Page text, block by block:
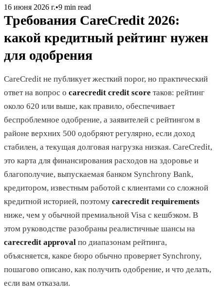
16 июня 2026 г.•9 min read
Требования CareCredit 2026:
какой кредитный рейтинг нужен
для одобрения
CareCredit не публикует жесткий порог, но практический
ответ на вопрос о carecredit credit score таков: рейтинг
около 620 или выше, как правило, обеспечивает
беспроблемное одобрение, а заявителей с рейтингом в
районе верхних 500 одобряют регулярно, если доход
стабилен, а текущая долговая нагрузка низкая. CareCredit,
это карта для финансирования расходов на здоровье и
благополучие, выпускаемая банком Synchrony Bank,
кредитором, известным работой с клиентами со сложной
кредитной историей, поэтому carecredit requirements
ниже, чем у обычной премиальной Visa с кешбэком. В
этом руководстве разобраны реалистичные шансы на
carecredit approval по диапазонам рейтинга,
объясняется, какое бюро обычно проверяет Synchrony,
пошагово описано, как получить одобрение, и что делать,
если вам отказали.